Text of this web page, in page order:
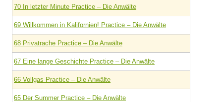
70 In letzter Minute Practice – Die Anwälte
69 Willkommen in Kalifornien! Practice – Die Anwälte
68 Privatrache Practice – Die Anwälte
67 Eine lange Geschichte Practice – Die Anwälte
66 Vollgas Practice – Die Anwälte
65 Der Summer Practice – Die Anwälte